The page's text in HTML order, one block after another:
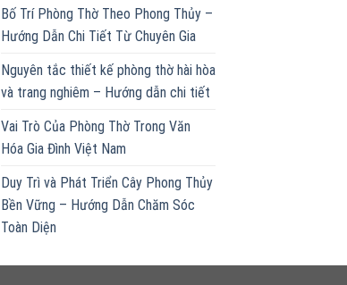
Bố Trí Phòng Thờ Theo Phong Thủy –
Hướng Dẫn Chi Tiết Từ Chuyên Gia
Nguyên tắc thiết kế phòng thờ hài hòa
và trang nghiêm – Hướng dẫn chi tiết
Vai Trò Của Phòng Thờ Trong Văn
Hóa Gia Đình Việt Nam
Duy Trì và Phát Triển Cây Phong Thủy
Bền Vững – Hướng Dẫn Chăm Sóc
Toàn Diện